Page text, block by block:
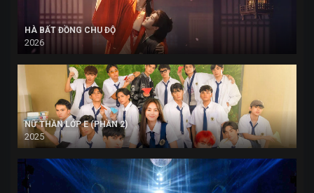
HÀ BẤT ĐỒNG CHU ĐỘ
2026
NỮ THẦN LỚP E (PHẦN 2)
2025